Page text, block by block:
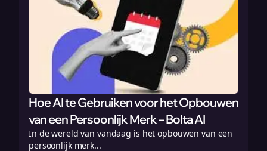
Hoe AI te Gebruiken voor het Opbouwen
van een Persoonlijk Merk – Bolta AI
In de wereld van vandaag is het opbouwen van een
persoonlijk merk...